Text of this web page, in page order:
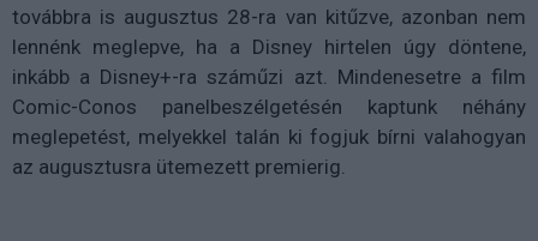
továbbra is augusztus 28-ra van kitűzve, azonban nem
lennénk meglepve, ha a Disney hirtelen úgy döntene,
inkább a Disney+-ra száműzi azt. Mindenesetre a film
Comic-Conos panelbeszélgetésén kaptunk néhány
meglepetést, melyekkel talán ki fogjuk bírni valahogyan
az augusztusra ütemezett premierig.